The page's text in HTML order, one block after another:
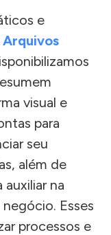
e
Arquivos
visual e
para
seu
além de
na
Esses
processos e